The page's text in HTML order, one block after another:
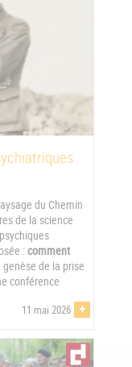
du Chemin
de la science
:comment
de la prise
conférence
11 mai 2026 +